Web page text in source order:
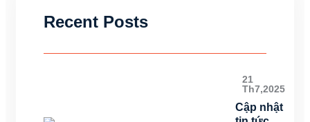
Recent Posts
21
Th7,2025
Cập nhật